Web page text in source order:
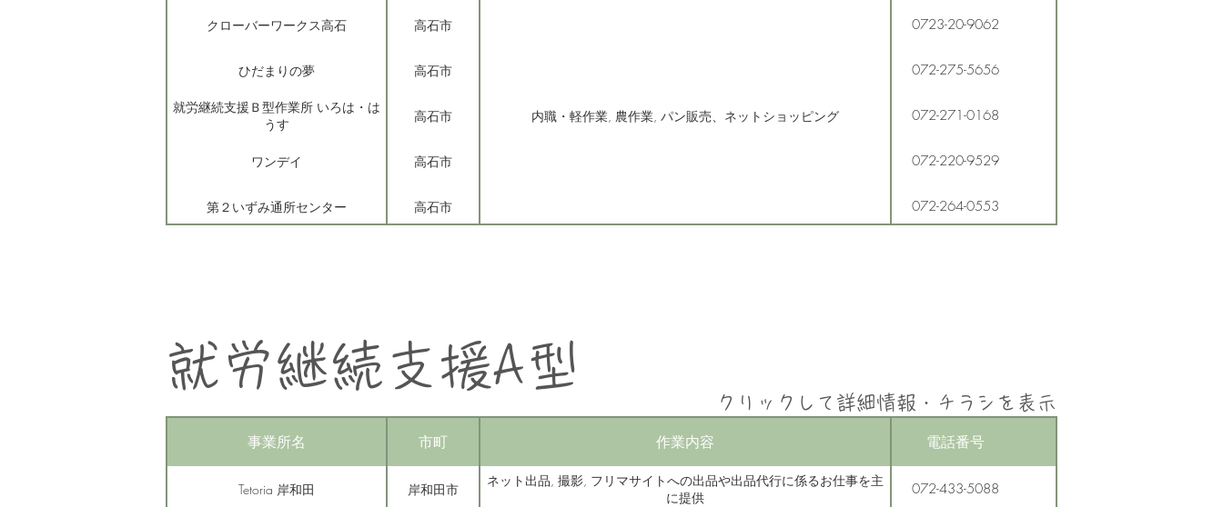
クローバーワークス高石 高石市 0723-20-9062
ひだまりの夢 高石市 072-275-5656
就労継続支援Ｂ型作業所 いろは・は
うす
高石市 内職・軽作業, 農作業, パン販売、ネットショッピング 072-271-0168
ワンデイ 高石市 072-220-9529
第２いずみ通所センター 高石市 072-264-0553
​就労継続支援A型
クリックして詳細情報・チラシを表示
事業所名 市町 作業内容 電話番号
Tetoria 岸和田 岸和田市
ネット出品, 撮影, フリマサイトへの出品や出品代行に係るお仕事を主
に提供
072-433-5088